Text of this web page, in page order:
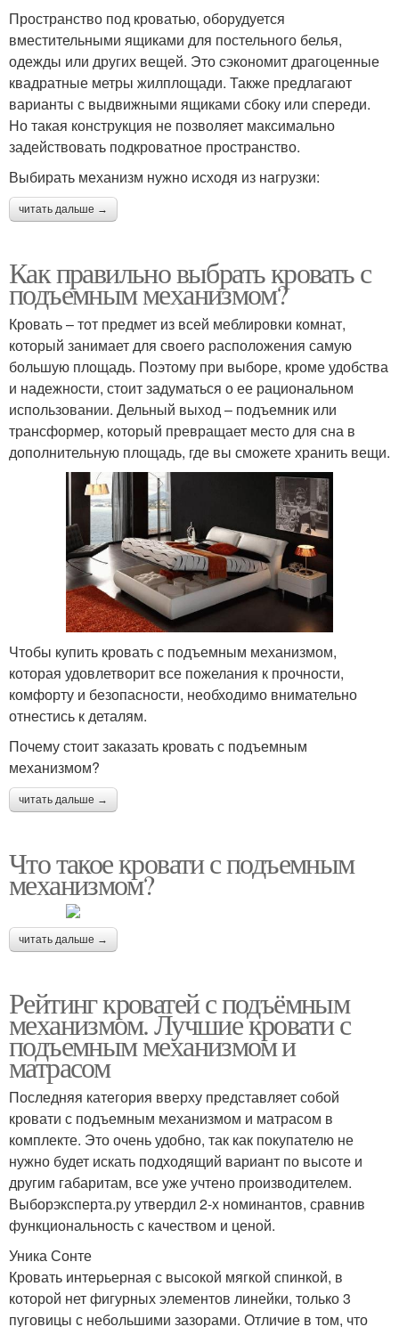
Пространство под кроватью, оборудуется
вместительными ящиками для постельного белья,
одежды или других вещей. Это сэкономит драгоценные
квадратные метры жилплощади. Также предлагают
варианты с выдвижными ящиками сбоку или спереди.
Но такая конструкция не позволяет максимально
задействовать подкроватное пространство.
Выбирать механизм нужно исходя из нагрузки:
читать дальше →
Как правильно выбрать кровать с
подъемным механизмом?
Кровать – тот предмет из всей меблировки комнат,
который занимает для своего расположения самую
большую площадь. Поэтому при выборе, кроме удобства
и надежности, стоит задуматься о ее рациональном
использовании. Дельный выход – подъемник или
трансформер, который превращает место для сна в
дополнительную площадь, где вы сможете хранить вещи.
Чтобы купить кровать с подъемным механизмом,
которая удовлетворит все пожелания к прочности,
комфорту и безопасности, необходимо внимательно
отнестись к деталям.
Почему стоит заказать кровать с подъемным
механизмом?
читать дальше →
Что такое кровати с подъемным
механизмом?
читать дальше →
Рейтинг кроватей с подъёмным
механизмом. Лучшие кровати с
подъемным механизмом и
матрасом
Последняя категория вверху представляет собой
кровати с подъемным механизмом и матрасом в
комплекте. Это очень удобно, так как покупателю не
нужно будет искать подходящий вариант по высоте и
другим габаритам, все уже учтено производителем.
Выборэксперта.ру утвердил 2-х номинантов, сравнив
функциональность с качеством и ценой.
Уника Сонте
Кровать интерьерная с высокой мягкой спинкой, в
которой нет фигурных элементов линейки, только 3
пуговицы с небольшими зазорами. Отличие в том, что